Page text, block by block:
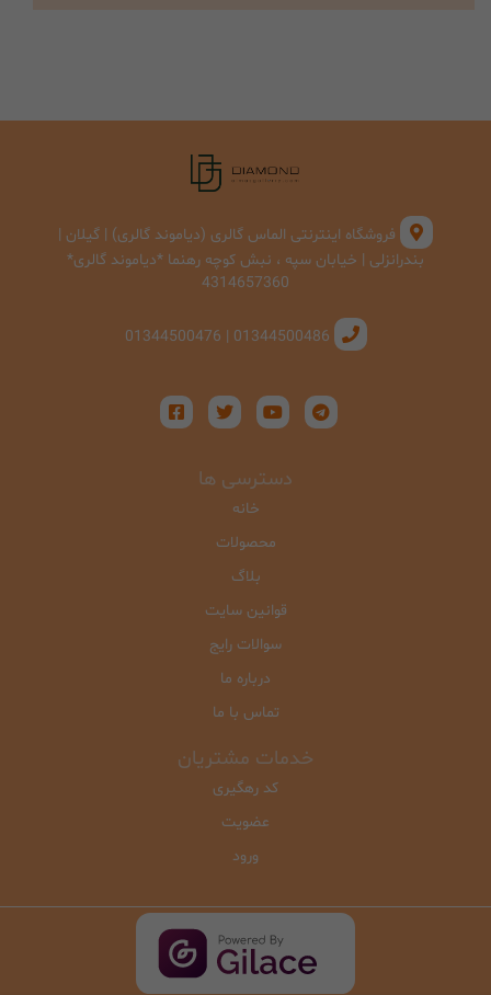
فروشگاه اینترنتی الماس گالری (دیاموند گالری) | گیلان |
بندرانزلی | خیابان سپه ، نبش کوچه رهنما *دیاموند گالری*
4314657360
01344500486 | 01344500476
دسترسی ها
خانه
محصولات
بلاگ
قوانین سایت
سوالات رایج
درباره ما
تماس با ما
خدمات مشتریان
کد رهگیری
عضویت
ورود